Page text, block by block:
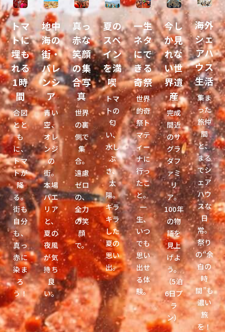
トマ
トに
埋も
れる
1時
間
合図
とと
も
に、
トマ
トが
降
る。
街も
自分
も、
真っ
赤に
染ま
ろ
う！
地中
海の
街・
バレ
ンシ
ア
青い
空、
オレ
ンジ
の
街。
本場
パエ
リア
と、
夏の
夜風
が気
持ち
良
い。
真っ
赤な
笑顔
の集
合写
真
世界
の裏
側で
集
合。
遠慮
ゼロ
の、
全力
の笑
顔
で。
夏の
スペ
イン
を満
喫
トマ
トの
匂
い、
水し
ぶ
き、
太
陽。
キラ
キラ
した
夏の
思い
出。
一生
ネタ
にで
きる
奇祭
世界
的奇
祭ト
マテ
ィー
ナに
行っ
たこ
と。
一
生、
いつ
でも
思い
出せ
る体
験。
今し
か見
れな
い世
界遺
産
完成
間近
のサ
グラ
ダフ
ァミ
リ
ア。
100年
の物
語を
見上
げよ
う。
（5泊
6日プ
ラ
ン）
海外
シェ
アハ
ウス
生活
集ま
った
旅仲
間
と、
まる
でシ
ェア
ハウ
スな
日
常。
祭り
の“余
白の
時
間”も
濃い
旅
を！